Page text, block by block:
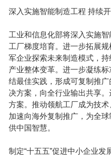
深入实施智能制造工程 持续
工业和信息化部将深入实施
工厂梯度培育。进一步拓展规
军企业探索未来制造模式，持
产业整体变革。进一步凝练标
结最佳实践， 形成可复制推
决方案 ，向全行业输出共享
方案。推动领航工厂成为技
加速向海外复制推广，为全
供中国智慧。
制定“十五五”促进中小企业发